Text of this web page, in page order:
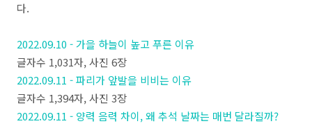
다.
2022.09.10 - 가을 하늘이 높고 푸른 이유
글자수 1,031자, 사진 6장
2022.09.11 - 파리가 앞발을 비비는 이유
글자수 1,394자, 사진 3장
2022.09.11 - 양력 음력 차이, 왜 추석 날짜는 매번 달라질까?